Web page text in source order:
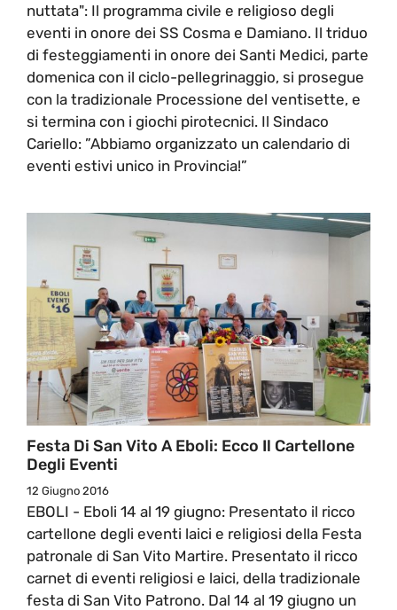
nuttata": Il programma civile e religioso degli
eventi in onore dei SS Cosma e Damiano. Il triduo
di festeggiamenti in onore dei Santi Medici, parte
domenica con il ciclo-pellegrinaggio, si prosegue
con la tradizionale Processione del ventisette, e
si termina con i giochi pirotecnici. Il Sindaco
Cariello: ”Abbiamo organizzato un calendario di
eventi estivi unico in Provincia!”
Festa Di San Vito A Eboli: Ecco Il Cartellone
Degli Eventi
12 Giugno 2016
EBOLI - Eboli 14 al 19 giugno: Presentato il ricco
cartellone degli eventi laici e religiosi della Festa
patronale di San Vito Martire. Presentato il ricco
carnet di eventi religiosi e laici, della tradizionale
festa di San Vito Patrono. Dal 14 al 19 giugno un